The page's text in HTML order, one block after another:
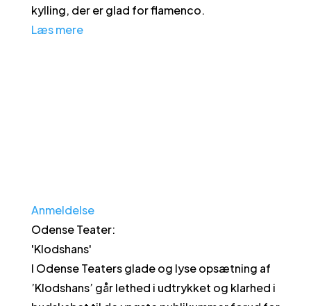
kylling, der er glad for flamenco.
Læs mere
Anmeldelse
Odense Teater:
'Klodshans'
I Odense Teaters glade og lyse opsætning af
’Klodshans’ går lethed i udtrykket og klarhed i